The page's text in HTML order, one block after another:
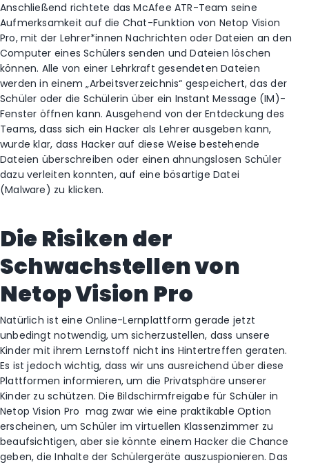
Anschließend richtete das McAfee ATR-Team seine
Aufmerksamkeit auf die Chat-Funktion von Netop Vision
Pro, mit der Lehrer*innen Nachrichten oder Dateien an den
Computer eines Schülers senden und Dateien löschen
können. Alle von einer Lehrkraft gesendeten Dateien
werden in einem „Arbeitsverzeichnis“ gespeichert, das der
Schüler oder die Schülerin über ein Instant Message (IM)-
Fenster öffnen kann. Ausgehend von der Entdeckung des
Teams, dass sich ein Hacker als Lehrer ausgeben kann,
wurde klar, dass Hacker auf diese Weise bestehende
Dateien überschreiben oder einen ahnungslosen Schüler
dazu verleiten konnten, auf eine bösartige Datei
(Malware) zu klicken.
Die Risiken der
Schwachstellen von
Netop Vision Pro
Natürlich ist eine Online-Lernplattform gerade jetzt
unbedingt notwendig, um sicherzustellen, dass unsere
Kinder mit ihrem Lernstoff nicht ins Hintertreffen geraten.
Es ist jedoch wichtig, dass wir uns ausreichend über diese
Plattformen informieren, um die Privatsphäre unserer
Kinder zu schützen. Die Bildschirmfreigabe für Schüler in
Netop Vision Pro mag zwar wie eine praktikable Option
erscheinen, um Schüler im virtuellen Klassenzimmer zu
beaufsichtigen, aber sie könnte einem Hacker die Chance
geben, die Inhalte der Schülergeräte auszuspionieren. Das